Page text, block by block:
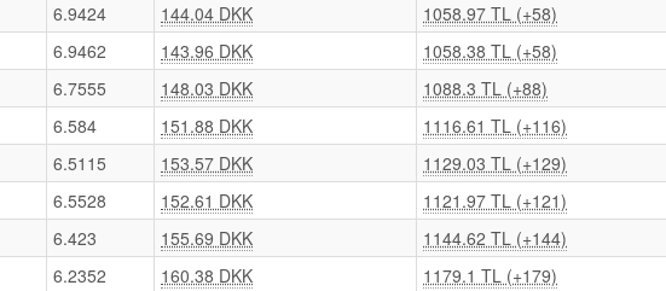
6.9424 144.04 DKK
1058.97 TL (+58)
6.9462 143.96 DKK
1058.38 TL (+58)
6.7555 148.03 DKK
1088.3 TL (+88)
6.584 151.88 DKK
1116.61 TL (+116)
6.5115 153.57 DKK
1129.03 TL (+129)
6.5528 152.61 DKK
1121.97 TL (+121)
6.423 155.69 DKK
1144.62 TL (+144)
6.2352 160.38 DKK
1179.1 TL (+179)